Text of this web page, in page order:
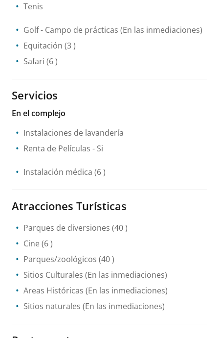
Tenis
Golf - Campo de prácticas (En las inmediaciones)
Equitación (3 )
Safari (6 )
Servicios
En el complejo
Instalaciones de lavandería
Renta de Películas - Si
Instalación médica (6 )
Atracciones Turísticas
Parques de diversiones (40 )
Cine (6 )
Parques/zoológicos (40 )
Sitios Culturales (En las inmediaciones)
Areas Históricas (En las inmediaciones)
Sitios naturales (En las inmediaciones)